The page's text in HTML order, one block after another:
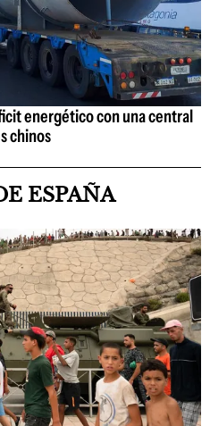
energético con una central
chinos
ESPAÑA